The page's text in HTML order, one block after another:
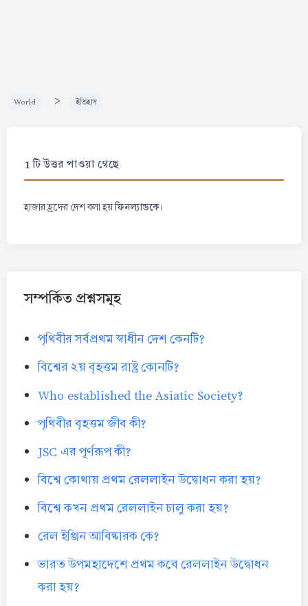
World > ইতিহাস
1 টি উত্তর পাওয়া গেছে
হাজার হ্রদের দেশ বলা হয়ফিনল্যান্ডকে।
সম্পর্কিত প্রশ্নসমূহ
পৃথিবীর সর্বপ্রথম স্বাধীন দেশ কেনটি?
বিশ্বের ২য় বৃহত্তম রাষ্ট্র কোনটি?
Who established the Asiatic Society?
পৃথিবীর বৃহত্তম জীব কী?
JSC এর পূর্ণরূপ কী?
বিশ্বে কোথায় প্রথম রেললাইন উদ্বোধন করা হয়?
বিশ্বে কখন প্রথম রেললাইন চালু করা হয়?
রেল ইঞ্জিন আবিষ্কারক কে?
ভারত উপমহাদেশে প্রথম কবে রেললাইন উদ্বোধন
করা হয়?